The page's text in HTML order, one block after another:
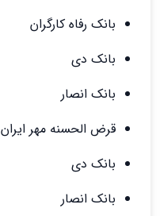
بانک رفاه کارگران
بانک دی
بانک انصار
قرض الحسنه مهر ایران
بانک دی
بانک انصار